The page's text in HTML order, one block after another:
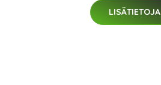
LISÄTIETOJA